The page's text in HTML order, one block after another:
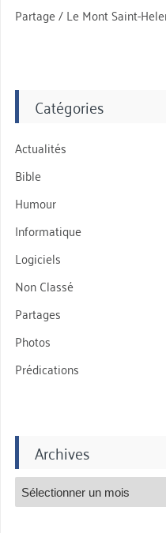
Partage / Le Mont Saint-
Catégories
Actualités
Bible
Humour
Informatique
Logiciels
Non Classé
Partages
Photos
Prédications
Archives